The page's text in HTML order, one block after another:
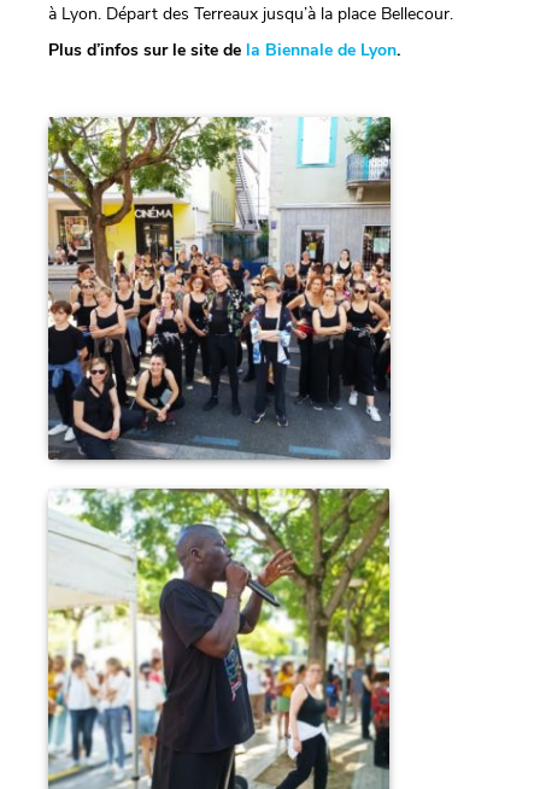
à Lyon. Départ des Terreaux jusqu’à la place Bellecour.
Plus d’infos sur le site de la Biennale de Lyon.